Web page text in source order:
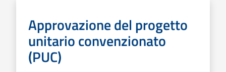
Approvazione del progetto
unitario convenzionato
(PUC)